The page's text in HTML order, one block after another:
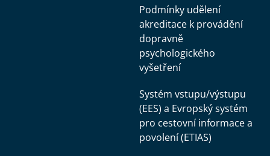
Podmínky udělení
akreditace k provádění
dopravně
psychologického
vyšetření
Systém vstupu/výstupu
(EES) a Evropský systém
pro cestovní informace a
povolení (ETIAS)